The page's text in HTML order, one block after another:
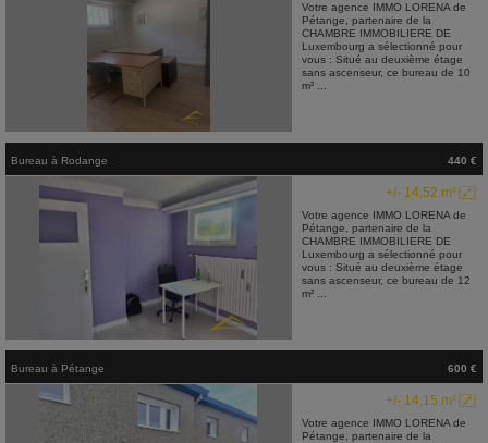
Votre agence IMMO LORENA de
Pétange, partenaire de la
CHAMBRE IMMOBILIERE DE
Luxembourg a sélectionné pour
vous : Situé au deuxième étage
sans ascenseur, ce bureau de 10
m² ...
Bureau à Rodange 440 €
+/- 14,52 m²
Votre agence IMMO LORENA de
Pétange, partenaire de la
CHAMBRE IMMOBILIERE DE
Luxembourg a sélectionné pour
vous : Situé au deuxième étage
sans ascenseur, ce bureau de 12
m² ...
Bureau à Pétange 600 €
+/- 14,15 m²
Votre agence IMMO LORENA de
Pétange, partenaire de la